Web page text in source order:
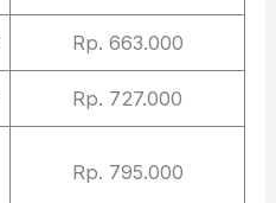
Rp. 663.000
Rp. 727.000
Rp. 795.000